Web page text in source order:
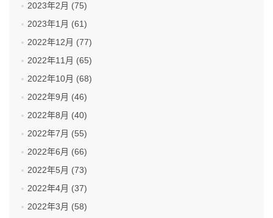
2023年2月 (75)
2023年1月 (61)
2022年12月 (77)
2022年11月 (65)
2022年10月 (68)
2022年9月 (46)
2022年8月 (40)
2022年7月 (55)
2022年6月 (66)
2022年5月 (73)
2022年4月 (37)
2022年3月 (58)